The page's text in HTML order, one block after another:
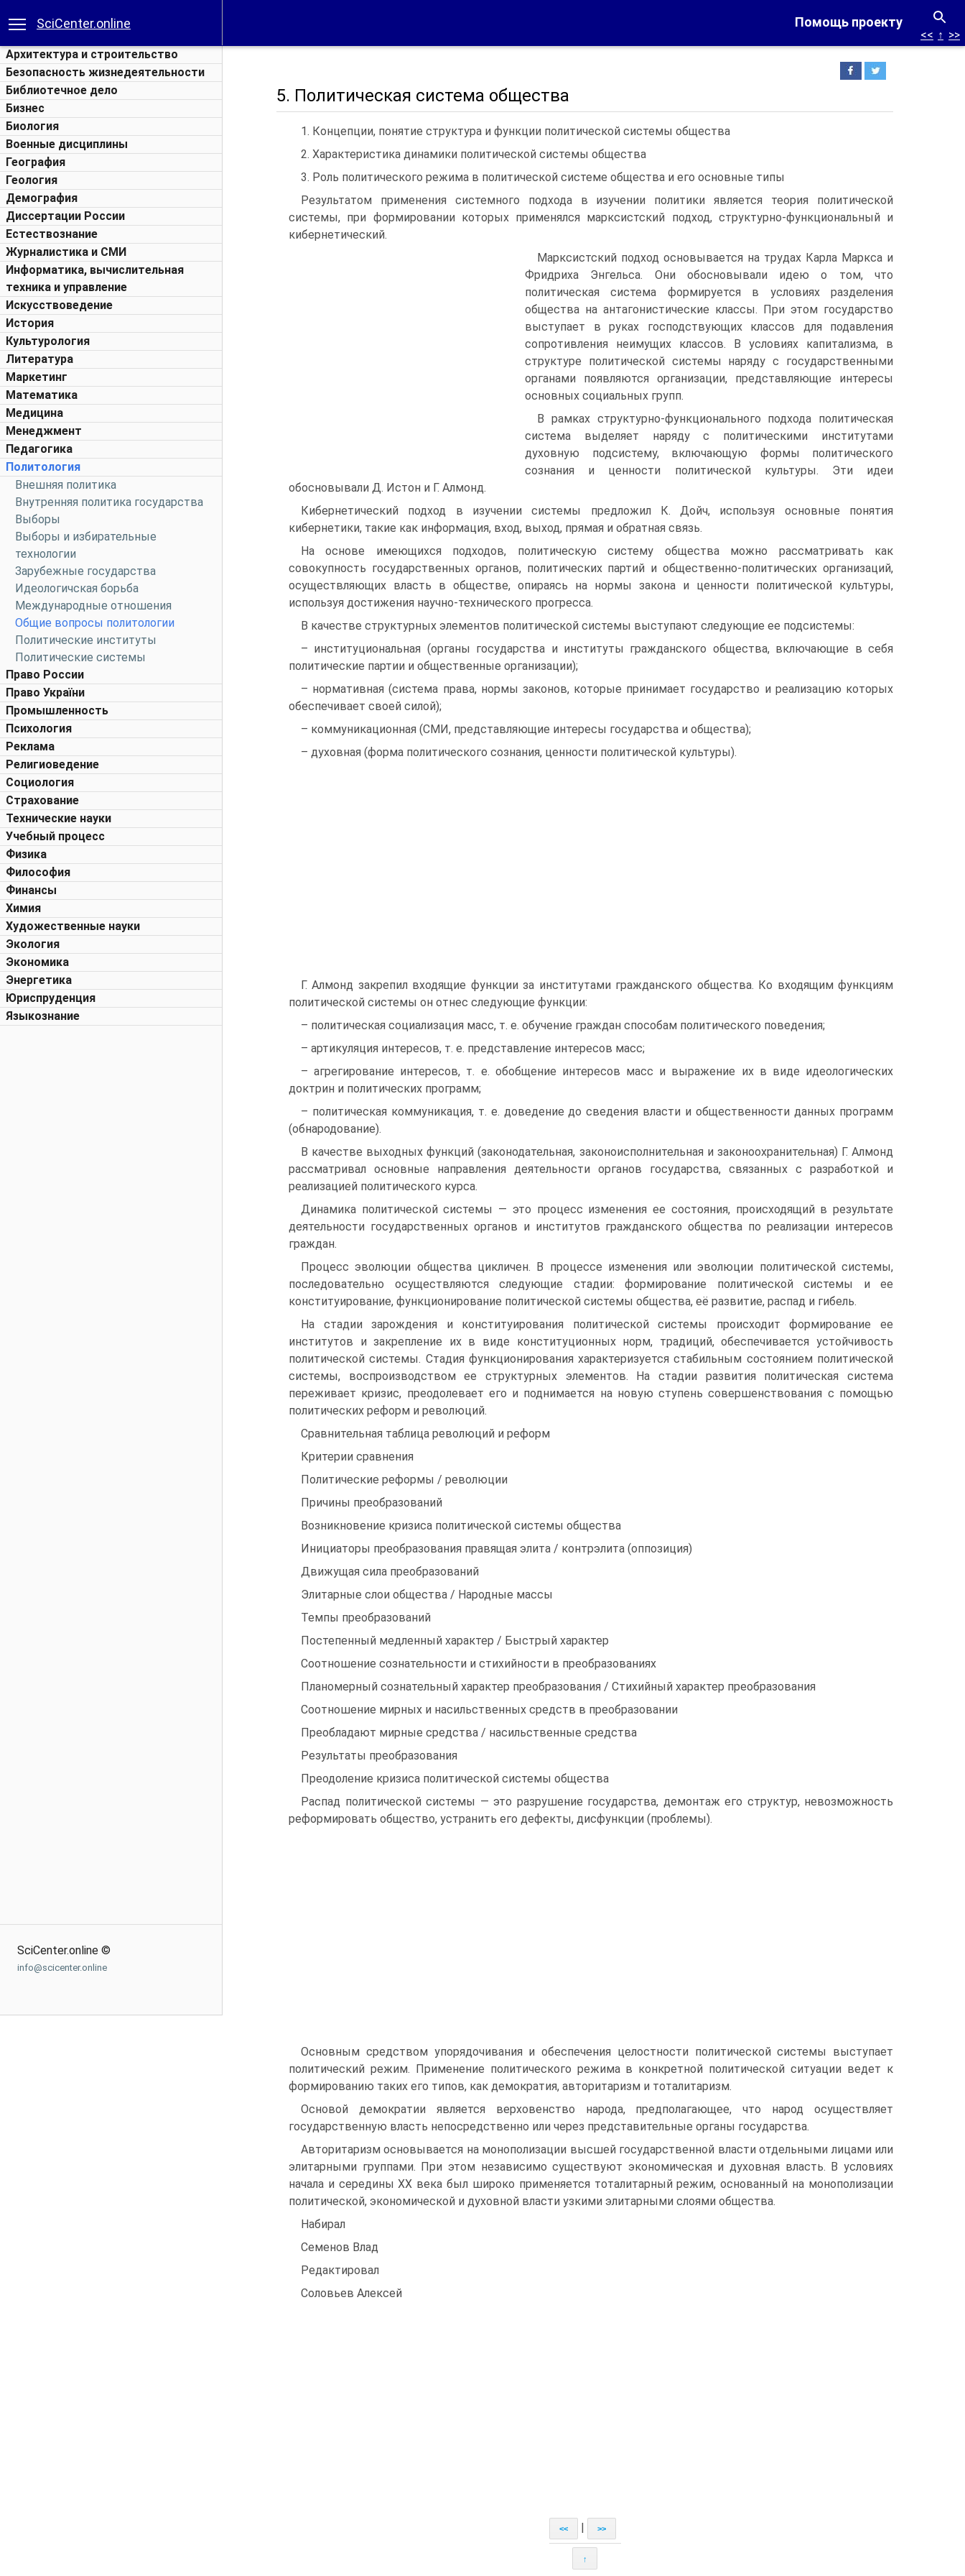
Помощь проекту
SciCenter.online
Архитектура и строительство
Безопасность жизнедеятельности
Библиотечное дело
Бизнес
Биология
Военные дисциплины
География
Геология
Демография
Диссертации России
Естествознание
Журналистика и СМИ
Информатика, вычислительная
техника и управление
Искусствоведение
История
Культурология
Литература
Маркетинг
Математика
Медицина
Менеджмент
Педагогика
Политология
Внешняя политика
Внутренняя политика государства
Выборы
Выборы и избирательные
технологии
Зарубежные государства
Идеологичская борьба
Международные отношения
Общие вопросы политологии
Политические институты
Политические системы
Право России
Право України
Промышленность
Психология
Реклама
Религиоведение
Социология
Страхование
Технические науки
Учебный процесс
Физика
Философия
Финансы
Химия
Художественные науки
Экология
Экономика
Энергетика
Юриспруденция
Языкознание
SciCenter.online ©
info@scicenter.online
<< ↑ >>
5. Политическая система общества
1. Концепции, понятие структура и функции политической системы общества
2. Характеристика динамики политической системы общества
3. Роль политического режима в политической системе общества и его основные типы
Результатом применения системного подхода в изучении политики является теория политической
системы, при формировании которых применялся марксистский подход, структурно-функциональный и
кибернетический.
Марксистский подход основывается на трудах Карла Маркса и
Фридриха Энгельса. Они обосновывали идею о том, что
политическая система формируется в условиях разделения
общества на антагонистические классы. При этом государство
выступает в руках господствующих классов для подавления
сопротивления неимущих классов. В условиях капитализма, в
структуре политической системы наряду с государственными
органами появляются организации, представляющие интересы
основных социальных групп.
В рамках структурно-функционального подхода политическая
система выделяет наряду с политическими институтами
духовную подсистему, включающую формы политического
сознания и ценности политической культуры. Эти идеи
обосновывали Д. Истон и Г. Алмонд.
Кибернетический подход в изучении системы предложил К. Дойч, используя основные понятия
кибернетики, такие как информация, вход, выход, прямая и обратная связь.
На основе имеющихся подходов, политическую систему общества можно рассматривать как
совокупность государственных органов, политических партий и общественно-политических организаций,
осуществляющих власть в обществе, опираясь на нормы закона и ценности политической культуры,
используя достижения научно-технического прогресса.
В качестве структурных элементов политической системы выступают следующие ее подсистемы:
– институциональная (органы государства и институты гражданского общества, включающие в себя
политические партии и общественные организации);
– нормативная (система права, нормы законов, которые принимает государство и реализацию которых
обеспечивает своей силой);
– коммуникационная (СМИ, представляющие интересы государства и общества);
– духовная (форма политического сознания, ценности политической культуры).
Г. Алмонд закрепил входящие функции за институтами гражданского общества. Ко входящим функциям
политической системы он отнес следующие функции:
– политическая социализация масс, т. е. обучение граждан способам политического поведения;
– артикуляция интересов, т. е. представление интересов масс;
– агрегирование интересов, т. е. обобщение интересов масс и выражение их в виде идеологических
доктрин и политических программ;
– политическая коммуникация, т. е. доведение до сведения власти и общественности данных программ
(обнародование).
В качестве выходных функций (законодательная, законоисполнительная и законоохранительная) Г. Алмонд
рассматривал основные направления деятельности органов государства, связанных с разработкой и
реализацией политического курса.
Динамика политической системы — это процесс изменения ее состояния, происходящий в результате
деятельности государственных органов и институтов гражданского общества по реализации интересов
граждан.
Процесс эволюции общества цикличен. В процессе изменения или эволюции политической системы,
последовательно осуществляются следующие стадии: формирование политической системы и ее
конституирование, функционирование политической системы общества, её развитие, распад и гибель.
На стадии зарождения и конституирования политической системы происходит формирование ее
институтов и закрепление их в виде конституционных норм, традиций, обеспечивается устойчивость
политической системы. Стадия функционирования характеризуется стабильным состоянием политической
системы, воспроизводством ее структурных элементов. На стадии развития политическая система
переживает кризис, преодолевает его и поднимается на новую ступень совершенствования с помощью
политических реформ и революций.
Сравнительная таблица революций и реформ
Критерии сравнения
Политические реформы / революции
Причины преобразований
Возникновение кризиса политической системы общества
Инициаторы преобразования правящая элита / контрэлита (оппозиция)
Движущая сила преобразований
Элитарные слои общества / Народные массы
Темпы преобразований
Постепенный медленный характер / Быстрый характер
Соотношение сознательности и стихийности в преобразованиях
Планомерный сознательный характер преобразования / Стихийный характер преобразования
Соотношение мирных и насильственных средств в преобразовании
Преобладают мирные средства / насильственные средства
Результаты преобразования
Преодоление кризиса политической системы общества
Распад политической системы — это разрушение государства, демонтаж его структур, невозможность
реформировать общество, устранить его дефекты, дисфункции (проблемы).
Основным средством упорядочивания и обеспечения целостности политической системы выступает
политический режим. Применение политического режима в конкретной политической ситуации ведет к
формированию таких его типов, как демократия, авторитаризм и тоталитаризм.
Основой демократии является верховенство народа, предполагающее, что народ осуществляет
государственную власть непосредственно или через представительные органы государства.
Авторитаризм основывается на монополизации высшей государственной власти отдельными лицами или
элитарными группами. При этом независимо существуют экономическая и духовная власть. В условиях
начала и середины XX века был широко применяется тоталитарный режим, основанный на монополизации
политической, экономической и духовной власти узкими элитарными слоями общества.
Набирал
Семенов Влад
Редактировал
Соловьев Алексей
<< >>
↑